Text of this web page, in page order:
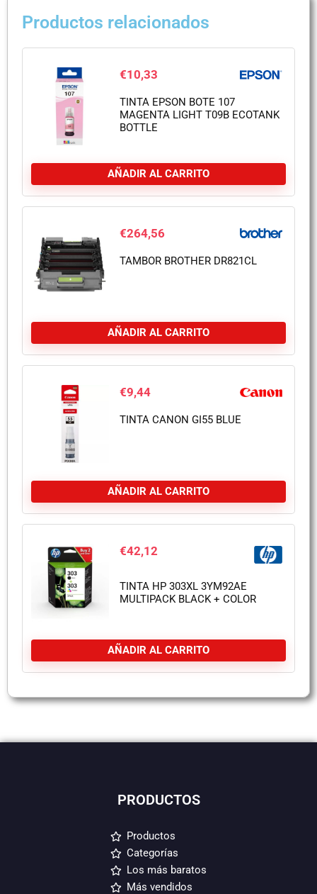
Productos relacionados
€10,33
TINTA EPSON BOTE 107
MAGENTA LIGHT T09B ECOTANK
BOTTLE
AÑADIR AL CARRITO
€264,56
TAMBOR BROTHER DR821CL
AÑADIR AL CARRITO
€9,44
TINTA CANON GI55 BLUE
AÑADIR AL CARRITO
€42,12
TINTA HP 303XL 3YM92AE
MULTIPACK BLACK + COLOR
AÑADIR AL CARRITO
PRODUCTOS
Productos
Categorías
Los más baratos
Más vendidos